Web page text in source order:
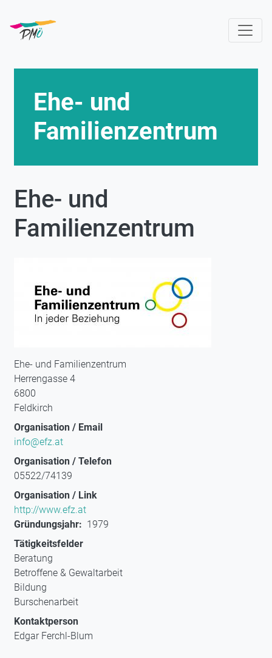
main
Ehe- und
Familienzentrum
Ehe- und
Familienzentrum
Ehe- und Familienzentrum
Herrengasse 4
6800
Feldkirch
Organisation / Email
info@efz.at
Organisation / Telefon
05522/74139
Organisation / Link
http://www.efz.at
Gründungsjahr
1979
Tätigkeitsfelder
Beratung
Betroffene & Gewaltarbeit
Bildung
Burschenarbeit
Kontaktperson
Edgar Ferchl-Blum